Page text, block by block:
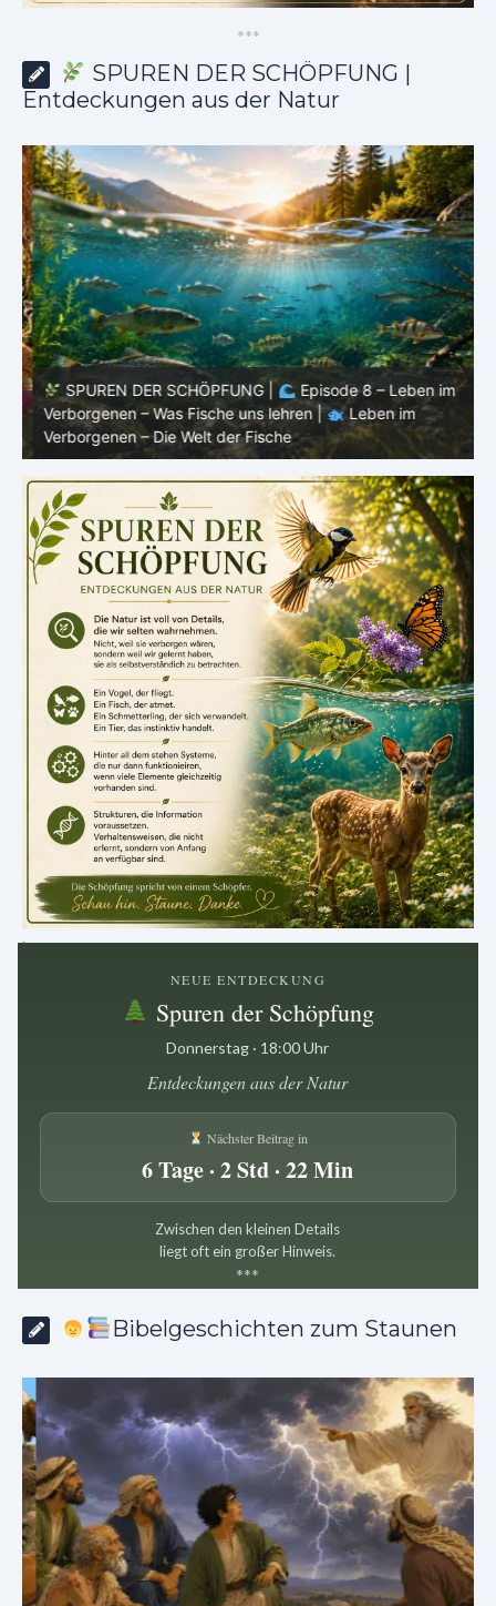
***
SPUREN DER SCHÖPFUNG |
Entdeckungen aus der Natur
SPUREN DER SCHÖPFUNG |
Episode 8 – Leben im
Verborgenen – Was Fische uns lehren |
Leben im
Verborgenen – Die Welt der Fische
.
NEUE ENTDECKUNG
Spuren der Schöpfung
Donnerstag · 18:00 Uhr
Entdeckungen aus der Natur
Nächster Beitrag in
6 Tage · 2 Std · 22 Min
Zwischen den kleinen Details
liegt oft ein großer Hinweis.
***
Bibelgeschichten zum Staunen